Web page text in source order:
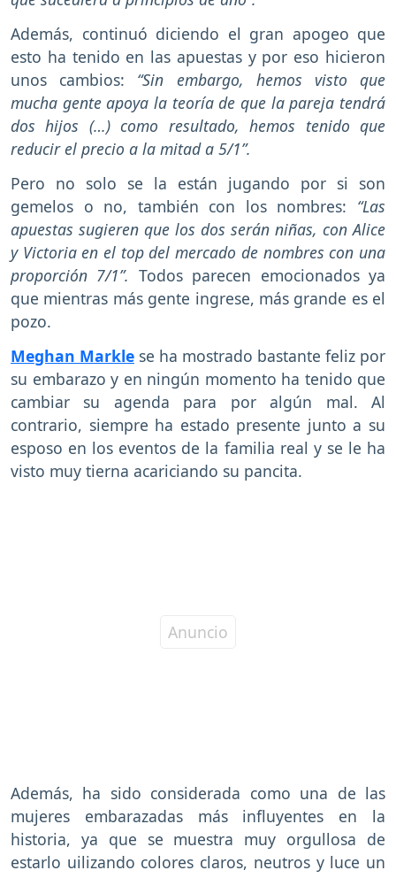
Además, continuó diciendo el gran apogeo que
esto ha tenido en las apuestas y por eso hicieron
unos cambios: “Sin embargo, hemos visto que
mucha gente apoya la teoría de que la pareja tendrá
dos hijos (…) como resultado, hemos tenido que
reducir el precio a la mitad a 5/1”.
Pero no solo se la están jugando por si son
gemelos o no, también con los nombres: “Las
apuestas sugieren que los dos serán niñas, con Alice
y Victoria en el top del mercado de nombres con una
proporción 7/1”. Todos parecen emocionados ya
que mientras más gente ingrese, más grande es el
pozo.
Meghan Markle se ha mostrado bastante feliz por
su embarazo y en ningún momento ha tenido que
cambiar su agenda para por algún mal. Al
contrario, siempre ha estado presente junto a su
esposo en los eventos de la familia real y se le ha
visto muy tierna acariciando su pancita.
Además, ha sido considerada como una de las
mujeres embarazadas más influyentes en la
historia, ya que se muestra muy orgullosa de
estarlo uilizando colores claros, neutros y luce un